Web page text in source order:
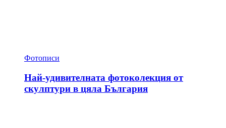
Фотописи
Най-удивителната фотоколекция от
скулптури в цяла България